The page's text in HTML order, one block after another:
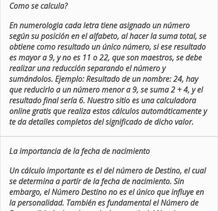
Como se calcula?
En numerologia cada letra tiene asignado un número
según su posición en el alfabeto, al hacer la suma total, se
obtiene como resultado un único número, si ese resultado
es mayor a 9, y no es 11 o 22, que son maestros, se debe
realizar una reducción separando el número y
sumándolos. Ejemplo: Resultado de un nombre: 24, hay
que reducirlo a un número menor a 9, se suma 2 + 4, y el
resultado final sería 6. Nuestro sitio es una calculadora
online gratis que realiza estos cálculos automáticamente y
te da detalles completos del significado de dicho valor.
La importancia de la fecha de nacimiento
Un cálculo importante es el del número de Destino, el cual
se determina a partir de la fecha de nacimiento. Sin
embargo, el Número Destino no es el único que influye en
la personalidad. También es fundamental el Número de